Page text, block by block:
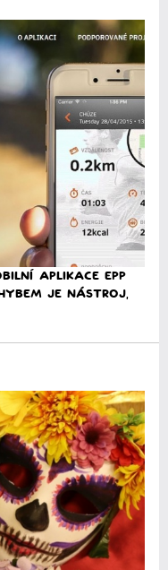
aplikace EPP
je nástroj,